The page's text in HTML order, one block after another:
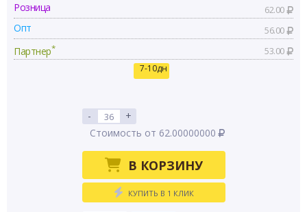
Розница 62.00
Опт 56.00
Партнер* 53.00
7-10дн
-
+
Стоимость от 62.00000000
В КОРЗИНУ
КУПИТЬ В 1 КЛИК